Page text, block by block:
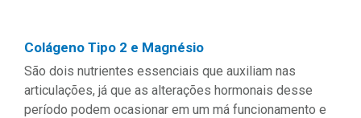
Colágeno Tipo 2 e Magnésio
São dois nutrientes essenciais que auxiliam nas
articulações, já que as alterações hormonais desse
período podem ocasionar em um má funcionamento e